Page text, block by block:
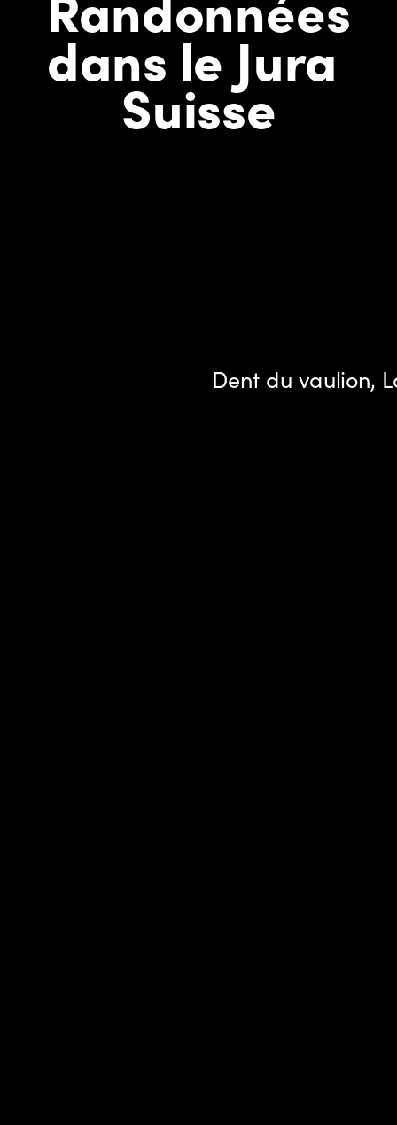
dans le Jura
Suisse
Dent du vaulion,